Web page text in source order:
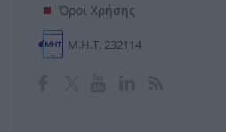
Όροι Χρήσης
Μ.Η.Τ. 232114